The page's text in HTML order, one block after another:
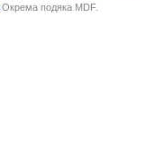
Окрема подяка MDF.